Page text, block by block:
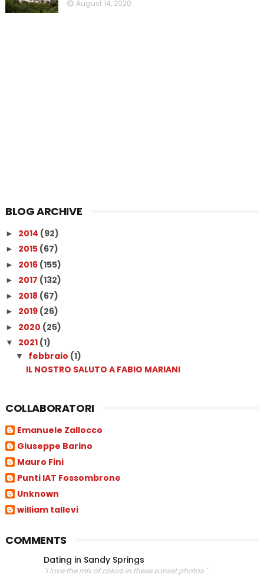
August 14, 2020
BLOG ARCHIVE
► 2014 (92)
► 2015 (67)
► 2016 (155)
► 2017 (132)
► 2018 (67)
► 2019 (26)
► 2020 (25)
▼ 2021 (1)
▼ febbraio (1)
IL NOSTRO SALUTO A FABIO MARIANI
COLLABORATORI
Emanuele Zallocco
Giuseppe Barino
Mauro Fini
Punti IAT Fossombrone
Unknown
william tallevi
COMMENTS
Dating in Sandy Springs
"i love the mix of colors in these sunset photos."